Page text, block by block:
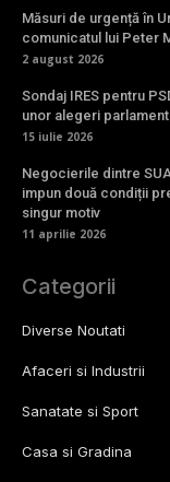
Măsuri de urgență în
comunicatul lui Peter
2 august 2026
Sondaj IRES pentru
unor alegeri
15 iulie 2026
Negocierile dintre
impun două condiții
singur motiv
11 aprilie 2026
Categorii
Diverse Noutati
Afaceri si Industrii
Sanatate si Sport
Casa si Gradina